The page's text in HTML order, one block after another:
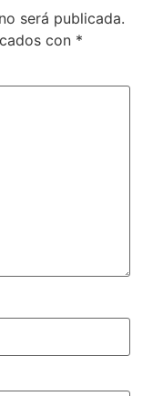
será publicada.
con *